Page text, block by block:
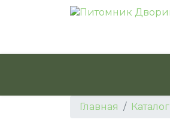
Главная Каталог